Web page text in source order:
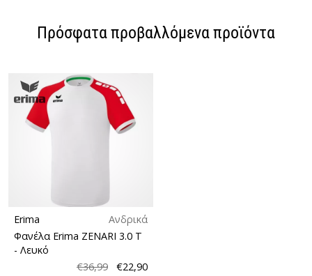
Πρόσφατα προβαλλόμενα προϊόντα
Erima
Ανδρικά
Φανέλα Erima ZENARI 3.0 T
- Λευκό
€36,99
€22,90